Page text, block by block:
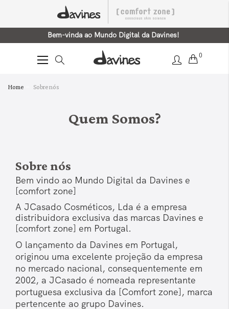
Bem-vinda ao Mundo Digital da Davines!
Alternar
0
Home Sobre nós
Quem Somos?
Sobre nós
Bem vindo ao Mundo Digital da Davines e
[comfort zone]
A JCasado Cosméticos, Lda é a empresa
distribuidora exclusiva das marcas Davines e
[comfort zone] em Portugal.
O lançamento da Davines em Portugal,
originou uma excelente projeção da empresa
no mercado nacional, consequentemente em
2002, a JCasado é nomeada representante
portuguesa exclusiva da [Comfort zone], marca
pertencente ao grupo Davines.